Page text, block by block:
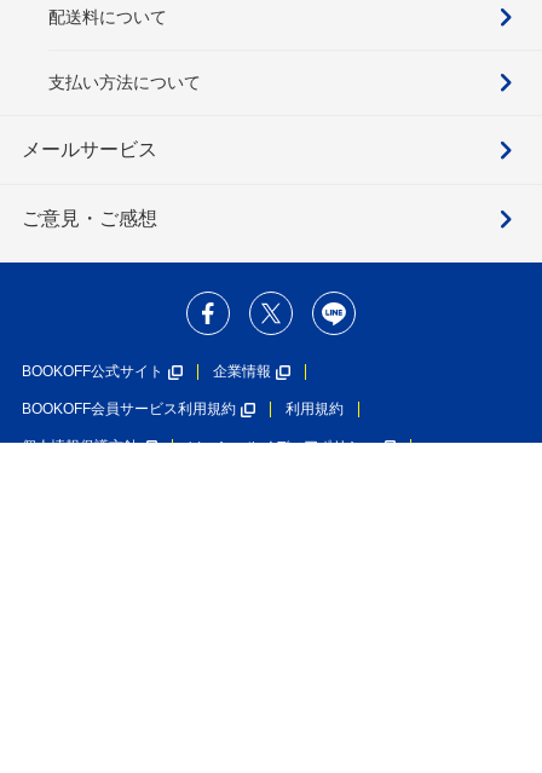
配送料について
支払い方法について
メールサービス
ご意見・ご感想
BOOKOFF公式サイト 企業情報
BOOKOFF会員サービス利用規約 利用規約
個人情報保護方針 ソーシャルメディアポリシー